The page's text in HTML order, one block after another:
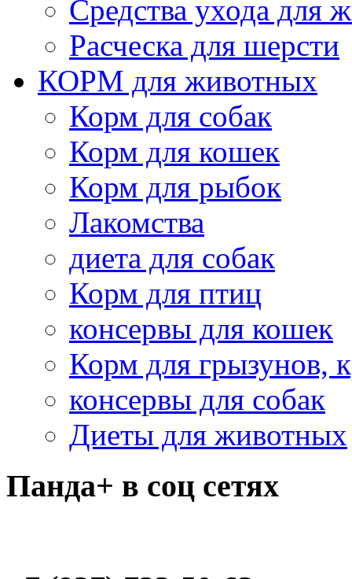
Cредства ухода для
Расческа для шерсти
КОРМ для животных
Корм для собак
Корм для кошек
Корм для рыбок
Лакомства
диета для собак
Корм для птиц
консервы для кошек
Корм для грызунов,
консервы для собак
Диеты для животных
Панда+ в соц сетях